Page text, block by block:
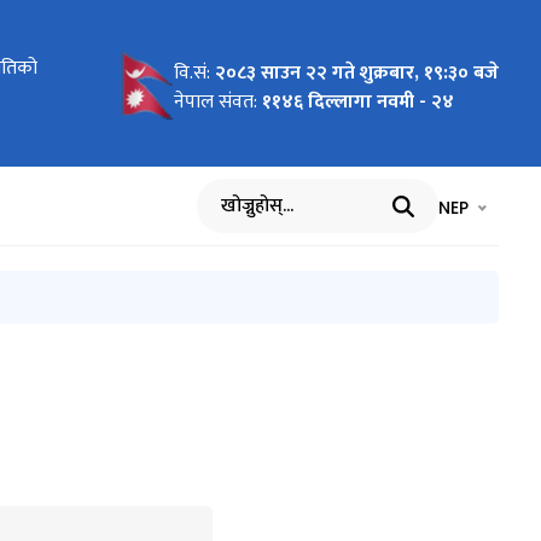
जारी
तथा
तथा
वि.सं: २०८३ साउन २२ गते शुक्रबार, १९:३० बजे
नेपाल संवत: ११४६ दिल्लागा नवमी - २४
खोज्नुहोस् भाषा चयन
NEP